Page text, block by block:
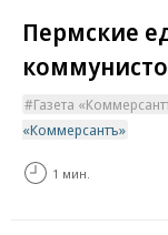
Пермские
Газета
«Коммерсантъ»
1 мин.